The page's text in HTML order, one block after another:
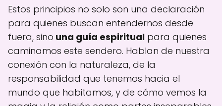
Estos principios no solo son una declaración
para quienes buscan entendernos desde
fuera, sino una guía espiritual para quienes
caminamos este sendero. Hablan de nuestra
conexión con la naturaleza, de la
responsabilidad que tenemos hacia el
mundo que habitamos, y de cómo vemos la